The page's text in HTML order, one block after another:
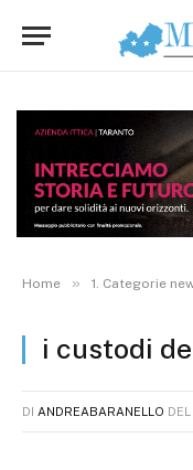
Home » 1. Categorie
i custodi
DI ANDREABARANELLO DEL